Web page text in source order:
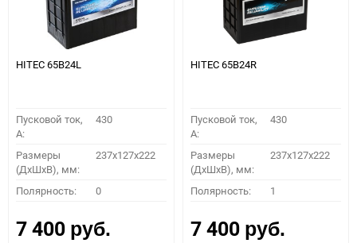
HITEC 65B24L
Пусковой ток,
A:
430
Размеры
(ДхШхВ), мм:
237x127x222
Полярность: 0
7 400 руб.
HITEC 65B24R
Пусковой ток,
A:
430
Размеры
(ДхШхВ), мм:
237x127x222
Полярность: 1
7 400 руб.